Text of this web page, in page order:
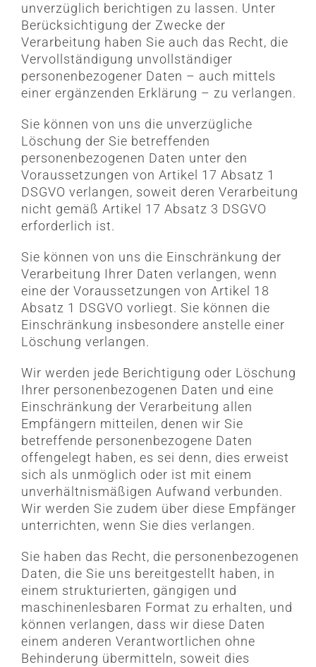
unverzüglich berichtigen zu lassen. Unter
Berücksichtigung der Zwecke der
Verarbeitung haben Sie auch das Recht, die
Vervollständigung unvollständiger
personenbezogener Daten – auch mittels
einer ergänzenden Erklärung – zu verlangen.
Sie können von uns die unverzügliche
Löschung der Sie betreffenden
personenbezogenen Daten unter den
Voraussetzungen von Artikel 17 Absatz 1
DSGVO verlangen, soweit deren Verarbeitung
nicht gemäß Artikel 17 Absatz 3 DSGVO
erforderlich ist.
Sie können von uns die Einschränkung der
Verarbeitung Ihrer Daten verlangen, wenn
eine der Voraussetzungen von Artikel 18
Absatz 1 DSGVO vorliegt. Sie können die
Einschränkung insbesondere anstelle einer
Löschung verlangen.
Wir werden jede Berichtigung oder Löschung
Ihrer personenbezogenen Daten und eine
Einschränkung der Verarbeitung allen
Empfängern mitteilen, denen wir Sie
betreffende personenbezogene Daten
offengelegt haben, es sei denn, dies erweist
sich als unmöglich oder ist mit einem
unverhältnismäßigen Aufwand verbunden.
Wir werden Sie zudem über diese Empfänger
unterrichten, wenn Sie dies verlangen.
Sie haben das Recht, die personenbezogenen
Daten, die Sie uns bereitgestellt haben, in
einem strukturierten, gängigen und
maschinenlesbaren Format zu erhalten, und
können verlangen, dass wir diese Daten
einem anderen Verantwortlichen ohne
Behinderung übermitteln, soweit dies